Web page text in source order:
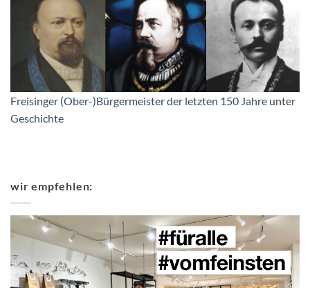
Freisinger (Ober-)Bürgermeister der letzten 150 Jahre unter
Geschichte
wir empfehlen: